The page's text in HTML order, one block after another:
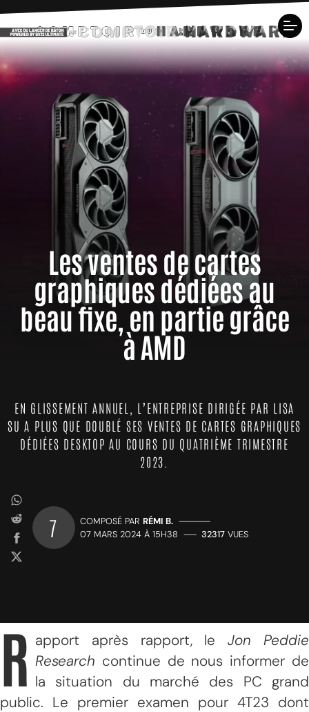
Les ventes de cartes
graphiques dédiées au
beau fixe, en partie grâce
à AMD
EN GLISSEMENT ANNUEL, L’ENTREPRISE DIRIGÉE PAR LISA
SU A PLUS QUE DOUBLÉ SES VENTES DE CARTES GRAPHIQUES
DÉDIÉES DESKTOP AU COURS DU QUATRIÈME TRIMESTRE
2023.
7 COMPOSÉ PAR RÉMI B. —————
07 MARS 2024 À 15H38 —— 32317 VUES
R apport après rapport, leJon Peddie
Research continue de nous informer de
la situation du marché des PC grand
public. Le premier examen pour 4T23 dont